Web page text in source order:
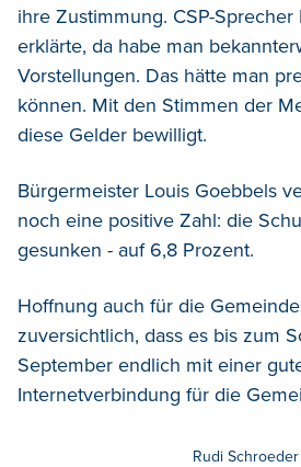
ihre Zustimmung. CSP-Sprecher
erklärte, da habe man
Vorstellungen. Das hätte man
können. Mit den Stimmen der
diese Gelder bewilligt.
Bürgermeister Louis Goebbels
noch eine positive Zahl: die
gesunken - auf 6,8 Prozent.
Hoffnung auch für die
zuversichtlich, dass es bis zum
September endlich mit einer
Internetverbindung für die
Rudi Schroeder